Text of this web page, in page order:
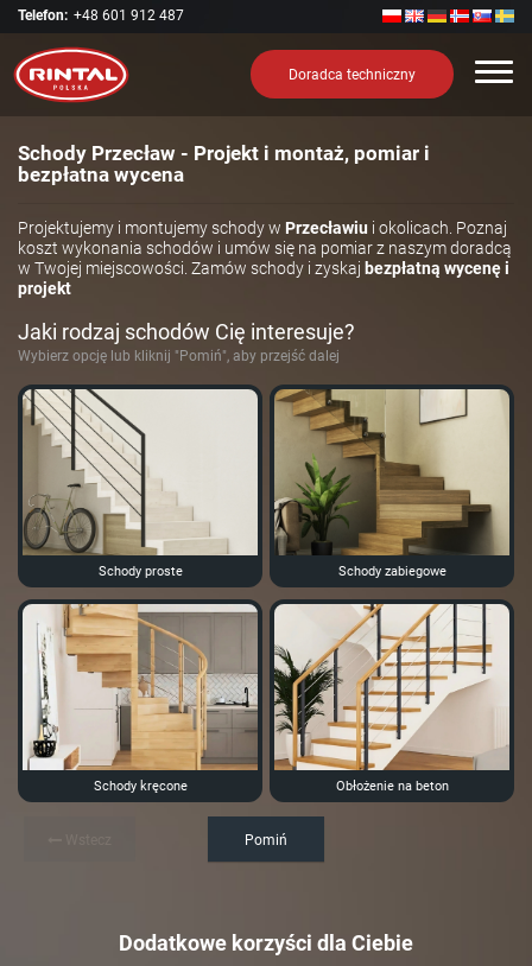
Telefon: +48 601 912 487
Doradca techniczny
Schody Przecław - Projekt i montaż, pomiar i
bezpłatna wycena
Projektujemy i montujemy schody w Przecławiu i okolicach. Poznaj
koszt wykonania schodów i umów się na pomiar z naszym doradcą
w Twojej miejscowości. Zamów schody i zyskaj bezpłatną wycenę i
projekt
Jaki rodzaj schodów Cię interesuje?
Wybierz opcję lub kliknij "Pomiń", aby przejść dalej
Schody proste Schody zabiegowe
Schody kręcone Obłożenie na beton
Pomiń
Dodatkowe korzyści dla Ciebie